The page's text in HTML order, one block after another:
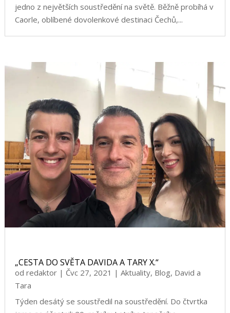
jedno z největších soustředění na světě. Běžně probíhá v
Caorle, oblíbené dovolenkové destinaci Čechů,...
„CESTA DO SVĚTA DAVIDA A TARY X.“
od redaktor| Čvc 27, 2021 | Aktuality, Blog, David a
Tara
Týden desátý se soustředil na soustředění. Do čtvrtka